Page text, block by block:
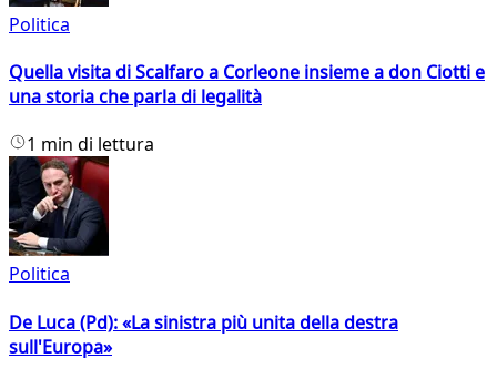
Politica
Quella visita di Scalfaro a Corleone insieme a don Ciotti e
una storia che parla di legalità
1 min di lettura
Politica
De Luca (Pd): «La sinistra più unita della destra
sull'Europa»